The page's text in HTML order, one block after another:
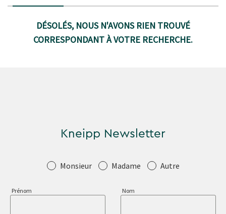
DÉSOLÉS, NOUS N'AVONS RIEN TROUVÉ
CORRESPONDANT À VOTRE RECHERCHE.
Kneipp Newsletter
SalutationMonsieur Madame Autre
Prénom Nom